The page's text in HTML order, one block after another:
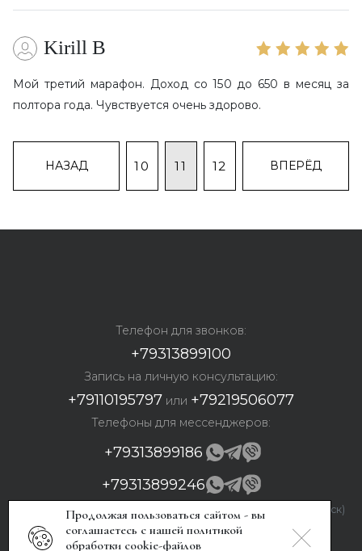
Kirill B
Мой третий марафон. Доход со 150 до 650 в месяц за
полтора года. Чувствуется очень здорово.
10 11 12
Телефон для звонков:
+79313899100
Запись на личную консультацию:
+79110195797 или +79219506077
Телефоны для мессенджеров:
+79313899186
+79313899246
Вы можете обратиться в службу заботы с 09:00 до 21:00 (Мск)
— ежедневно. Воскресенье — выходной.
Политика обработки персональных данных
Продолжая пользоваться сайтом - вы
соглашаетесь с нашей политикой
обработки cookie-файлов